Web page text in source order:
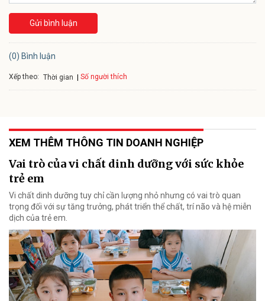
Gửi bình luận
(0) Bình luận
Xếp theo: Thời gian Số người thích
XEM THÊM THÔNG TIN DOANH NGHIỆP
Vai trò của vi chất dinh dưỡng với sức khỏe
trẻ em
Vi chất dinh dưỡng tuy chỉ cần lượng nhỏ nhưng có vai trò quan
trọng đối với sự tăng trưởng, phát triển thể chất, trí não và hệ miễn
dịch của trẻ em.